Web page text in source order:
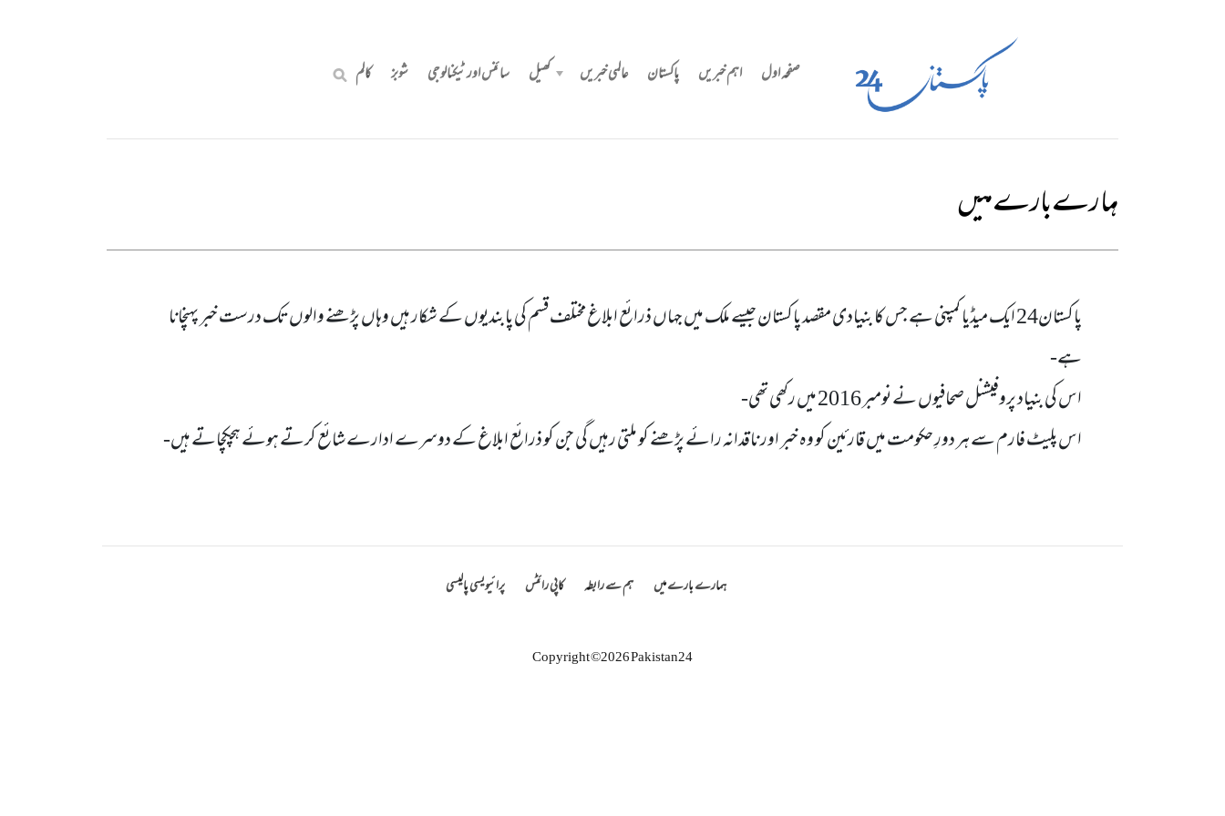
صفحہ اول اہم خبریں پاکستان عالمی خبریں کھیل سائنس اور ٹیکنالوجی شوبز کالم
ہمارے بارے میں
پاکستان24 ایک میڈیا کمپنی ہے جس کا بنیادی مقصد پاکستان جیسے ملک میں‌ جہاں ذرائع ابلاغ مختلف قسم کی پابندیوں کے شکار ہیں وہاں پڑھنے والوں‌ تک درست خبر پہنچانا
ہے-
اس کی بنیاد پروفیشنل صحافیو‌ں نے نومبر 2016 میں رکھی تھی-
اس پلیٹ فارم سے ہر دورِ حکومت میں قارئین کو وہ خبر اور ناقدانہ رائے پڑھنے کو ملتی رہیں‌ گی جن کو ذرائع ابلاغ کے دوسرے ادارے شائع کرتے ہوئے ہچکچاتے ہیں-
ہمارے بارے میں ہم سے رابطہ کاپی رائٹس پرائیویسی پالیسی
Copyright ©2026 Pakistan24